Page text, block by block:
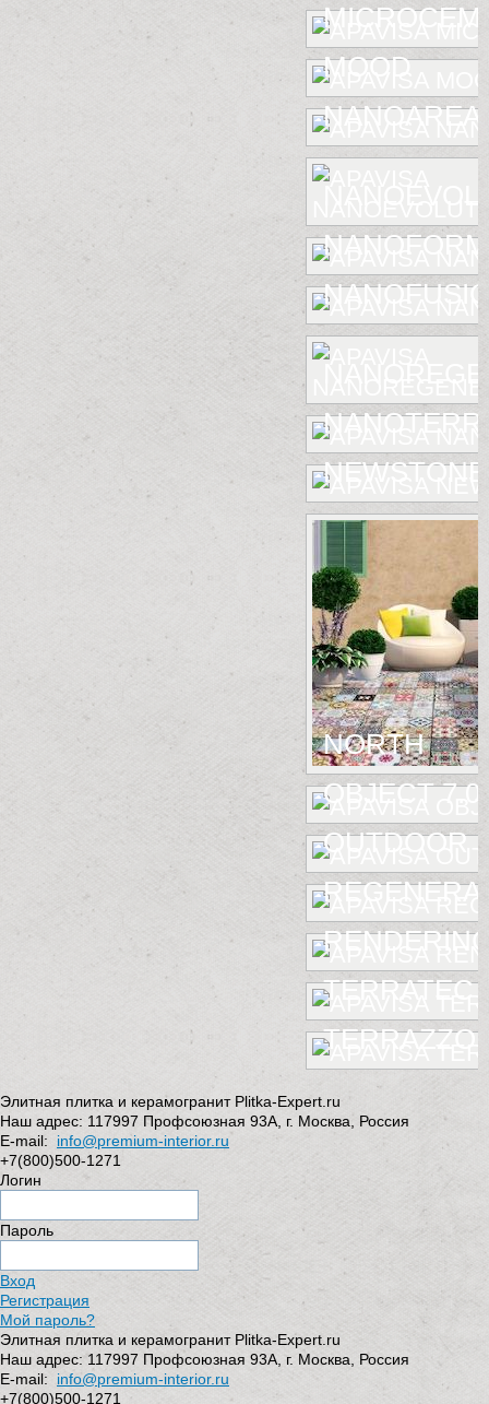
MOOD
NANOAREA
NEWSTONE
NORTH
OBJECT 7.0
OUTDOOR
TERRATEC
TERRAZZO
Элитная плитка и керамогранит Plitka-Expert.ru
Наш адрес: 117997 Профсоюзная 93А г. Москва, Россия
E-mail:
info@premium-interior.ru
+7(800)500-1271
Логин
Пароль
Вход
Регистрация
Мой пароль?
Элитная плитка и керамогранит Plitka-Expert.ru
Наш адрес: 117997 Профсоюзная 93А г. Москва
Россия
E-mail:
info@premium-interior.ru
+7(800)500-1271